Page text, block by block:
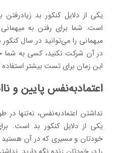
یکی از دلایل کنکور بد
است. شما برای رفتن به
میهمانی را می‌توانید در سال
در آن شرکت نکنید، کسی به شما
این زمان برای تست بیشتر استفاده
اعتمادبه‌نفس پایین و
نداشتن اعتمادبه‌نفس، نه‌تنها
یکی از دلایل کنکور بد است.
خودتان و مسیری که در آن هستید